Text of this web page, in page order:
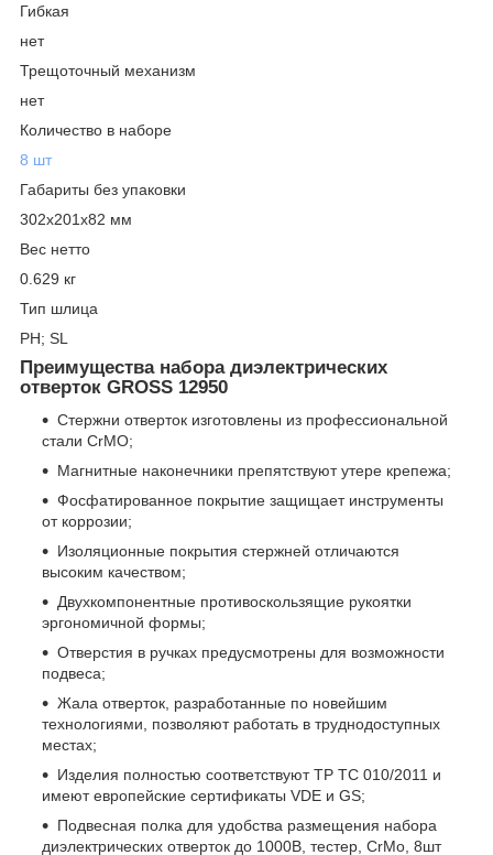
Гибкая
нет
Трещоточный механизм
нет
Количество в наборе
8 шт
Габариты без упаковки
302х201х82 мм
Вес нетто
0.629 кг
Тип шлица
PH; SL
Преимущества набора диэлектрических
отверток GROSS 12950
Стержни отверток изготовлены из профессиональной
стали CrMO;
Магнитные наконечники препятствуют утере крепежа;
Фосфатированное покрытие защищает инструменты
от коррозии;
Изоляционные покрытия стержней отличаются
высоким качеством;
Двухкомпонентные противоскользящие рукоятки
эргономичной формы;
Отверстия в ручках предусмотрены для возможности
подвеса;
Жала отверток, разработанные по новейшим
технологиями, позволяют работать в труднодоступных
местах;
Изделия полностью соответствуют ТР ТС 010/2011 и
имеют европейские сертификаты VDE и GS;
Подвесная полка для удобства размещения набора
диэлектрических отверток до 1000В, тестер, CrMo, 8шт